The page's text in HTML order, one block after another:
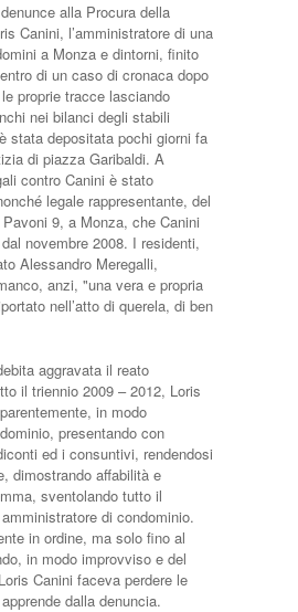
alla Procura della
Canini, l’amministratore di una
a Monza e dintorni, finito
di un caso di cronaca dopo
proprie tracce lasciando
nei bilanci degli stabili
stata depositata pochi giorni fa
di piazza Garibaldi. A
contro Canini è stato
legale rappresentante, del
9, a Monza, che Canini
novembre 2008. I residenti,
Alessandro Meregalli,
anzi, "una vera e propria
nell’atto di querela, di ben
aggravata il reato
il triennio 2009 – 2012, Loris
in modo
presentando con
ed i consuntivi, rendendosi
dimostrando affabilità e
sventolando tutto il
di condominio.
in ordine, ma solo fino al
in modo improvviso e del
Canini faceva perdere le
dalla denuncia.